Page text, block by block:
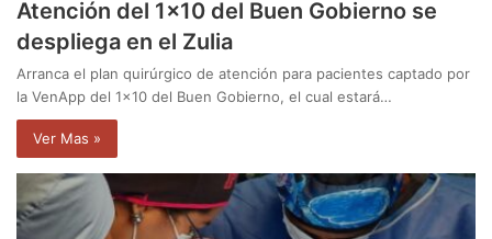
Atención del 1×10 del Buen Gobierno se
despliega en el Zulia
Arranca el plan quirúrgico de atención para pacientes captado por
la VenApp del 1×10 del Buen Gobierno, el cual estará…
Ver Mas »